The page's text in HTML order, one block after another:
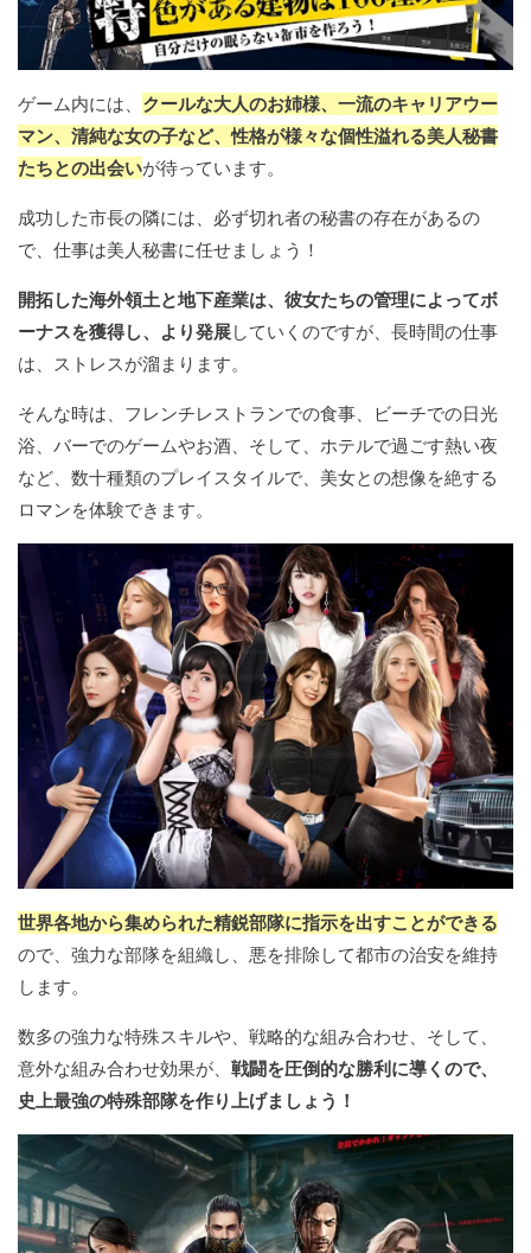
ゲーム内には、 クールな大人のお姉様、一流のキャリアウー
マン、清純な女の子など、性格が様々な個性溢れる美人秘書
たちとの出会いが待っています。
成功した市長の隣には、必ず切れ者の秘書の存在があるの
で、仕事は美人秘書に任せましょう！
開拓した海外領土と地下産業は、彼女たちの管理によってボ
ーナスを獲得し、より発展していくのですが、長時間の仕事
は、ストレスが溜まります。
そんな時は、フレンチレストランでの食事、ビーチでの日光
浴、バーでのゲームやお酒、そして、ホテルで過ごす熱い夜
など、数十種類のプレイスタイルで、美女との想像を絶する
ロマンを体験できます。
世界各地から集められた精鋭部隊に指示を出すことができる
ので、強力な部隊を組織し、悪を排除して都市の治安を維持
します。
数多の強力な特殊スキルや、戦略的な組み合わせ、そして、
意外な組み合わせ効果が、 戦闘を圧倒的な勝利に導くので、
史上最強の特殊部隊を作り上げましょう！